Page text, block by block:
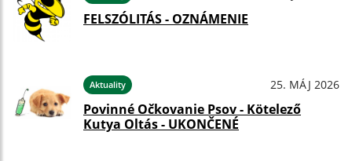
FELSZÓLITÁS - OZNÁMENIE
Aktuality 25. MÁJ 2026
Povinné Očkovanie Psov - Kötelező
Kutya Oltás - UKONČENÉ